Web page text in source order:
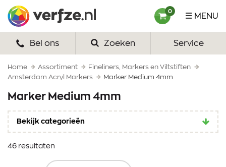
naar
content
MENU
0
HOME
VERF
VERFSETS
TEKENEN
Bel ons Zoeken Service
Home Assortiment
Fineliners, Markers en Viltstiften
Amsterdam Acryl Markers
Marker Medium 4mm
Marker Medium 4mm
Bekijk categorieën
46 resultaten